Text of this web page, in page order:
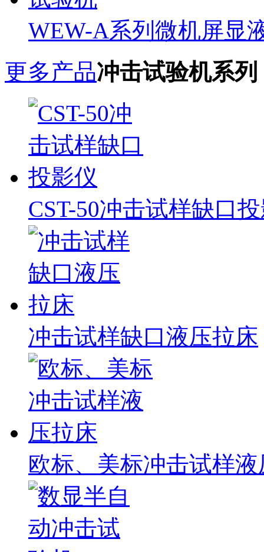
WEW-A系列微机屏显
更多产品冲击试验机系列
CST-50冲击试样缺口
冲击试样缺口液压拉床
欧标、美标冲击试样